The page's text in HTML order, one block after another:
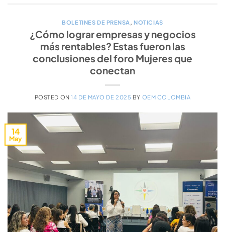
BOLETINES DE PRENSA,NOTICIAS
¿Cómo lograr empresas y negocios
más rentables? Estas fueron las
conclusiones del foro Mujeres que
conectan
POSTED ON14 DE MAYO DE 2025 BY OEM COLOMBIA
14
May